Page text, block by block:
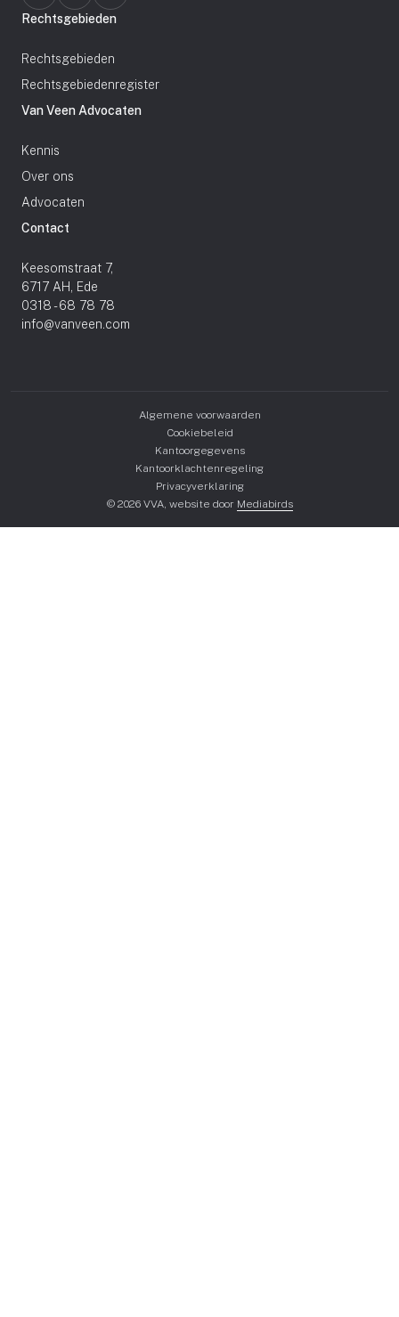
Rechtsgebieden
Rechtsgebieden
Rechtsgebiedenregister
Van Veen Advocaten
Kennis
Over ons
Advocaten
Contact
Keesomstraat 7,
6717 AH, Ede
0318 - 68 78 78
info@vanveen.com
Algemene voorwaarden
Cookiebeleid
Kantoorgegevens
Kantoorklachtenregeling
Privacyverklaring
© 2026 VVA, website door Mediabirds